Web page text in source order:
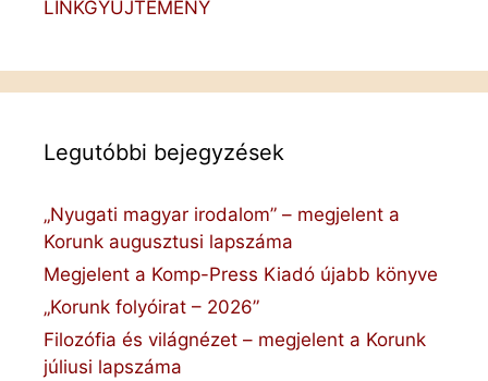
LINKGYŰJTEMÉNY
Legutóbbi bejegyzések
„Nyugati magyar irodalom” – megjelent a
Korunk augusztusi lapszáma
Megjelent a Komp-Press Kiadó újabb könyve
„Korunk folyóirat – 2026”
Filozófia és világnézet – megjelent a Korunk
júliusi lapszáma